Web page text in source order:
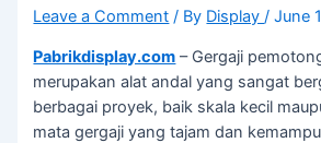
Leave a Comment / By Display/June
Pabrikdisplay.com – Gergaji
merupakan alat andal yang sangat
berbagai proyek, baik skala kecil
mata gergaji yang tajam dan